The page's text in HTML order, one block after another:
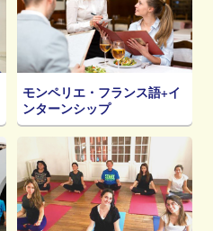
モンペリエ・フランス語+イ
ンターンシップ